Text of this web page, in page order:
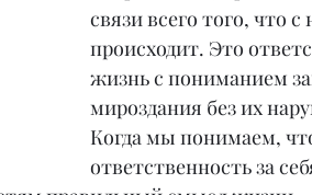
связи всего того, что с
происходит. Это
жизнь с пониманием
мироздания без их
Когда мы понимаем,
ответственность за